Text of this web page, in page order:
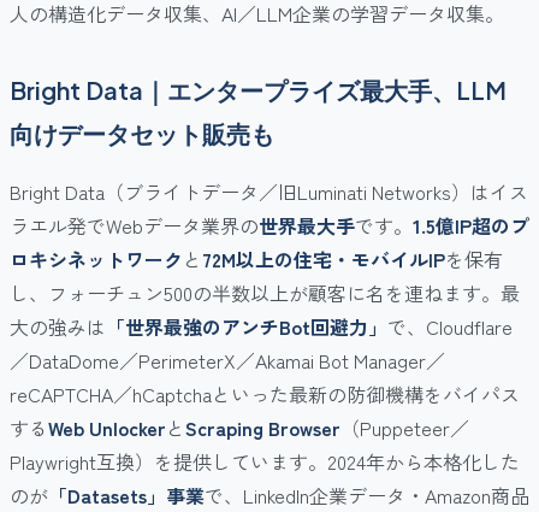
人の構造化データ収集、AI／LLM企業の学習データ収集。
Bright Data｜エンタープライズ最大手、LLM
向けデータセット販売も
Bright Data（ブライトデータ／旧Luminati Networks）はイス
ラエル発でWebデータ業界の世界最大手です。 1.5億IP超のプ
ロキシネットワーク と 72M以上の住宅・モバイルIPを保有
し、フォーチュン500の半数以上が顧客に名を連ねます。最
大の強みは 「世界最強のアンチBot回避力」 で、Cloudflare
／DataDome／PerimeterX／Akamai Bot Manager／
reCAPTCHA／hCaptchaといった最新の防御機構をバイパス
するWeb UnlockerとScraping Browser （Puppeteer／
Playwright互換）を提供しています。2024年から本格化した
のが 「Datasets」事業で、LinkedIn企業データ・Amazon商品